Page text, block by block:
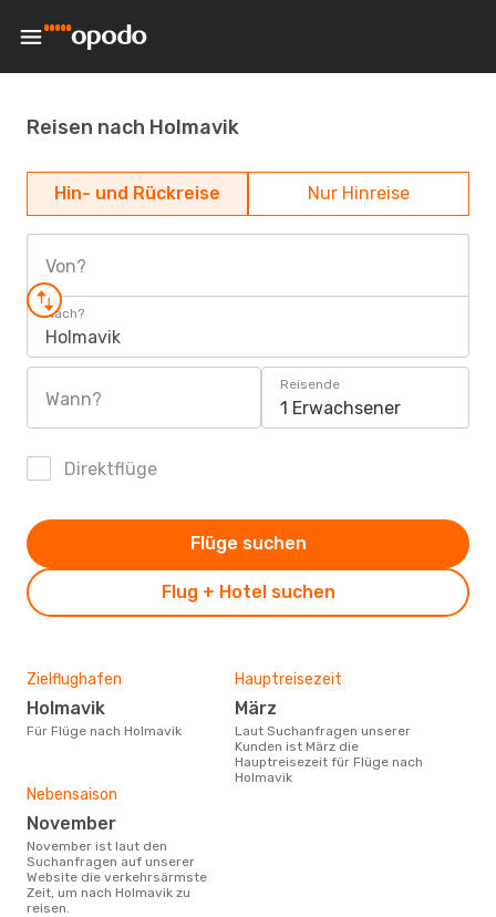
Reisen nach Holmavik
Hin- und Rückreise Nur Hinreise
Von?
Nach?
Holmavik
Wann?
Reisende
1 Erwachsener
Direktflüge
Flug + Hotel suchen
Flüge suchen
Zielflughafen
Holmavik
Für Flüge nach Holmavik
Hauptreisezeit
März
Laut Suchanfragen unserer
Kunden ist März die
Hauptreisezeit für Flüge nach
Holmavik
Nebensaison
November
November ist laut den
Suchanfragen auf unserer
Website die verkehrsärmste
Zeit, um nach Holmavik zu
reisen.